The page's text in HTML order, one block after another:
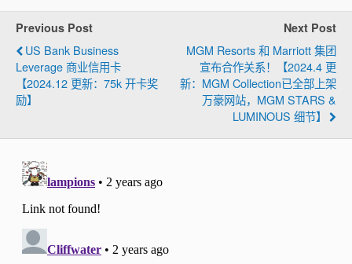
Previous Post
US Bank Business
Leverage 商业信用卡
【2024.12 更新：75k 开卡奖
励】
Next Post
MGM Resorts 和 Marriott 集团
宣布合作关系！【2024.4 更
新：MGM Collection已全部上架
万豪网站，MGM STARS &
LUMINOUS 细节】